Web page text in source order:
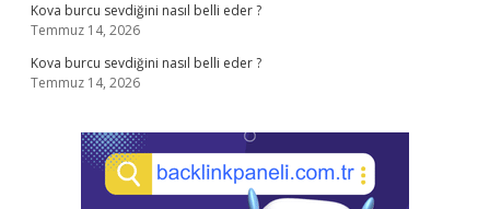
Kova burcu sevdiğini nasıl belli eder ?
Temmuz 14, 2026
Kova burcu sevdiğini nasıl belli eder ?
Temmuz 14, 2026